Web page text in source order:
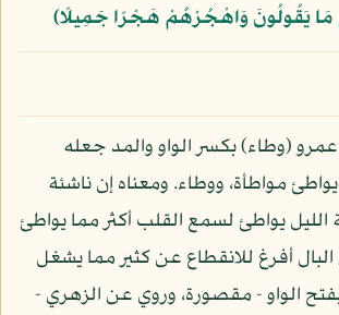
مَا يَقُولُونَ وَاهْجُرْهُمْ هَجْرًا جَمِيلًا﴾
عمرو (وطاء) بكسر الواو والمد جعله
مواطأة، ووطاء. ومعناه إن ناشئة
الليل يواطئ لسمع القلب أكثر مما يواطئ
البال أفرغ للانقطاع عن كثير مما يشغل
بفتح الواو - مقصورة، وروي عن الزهري -